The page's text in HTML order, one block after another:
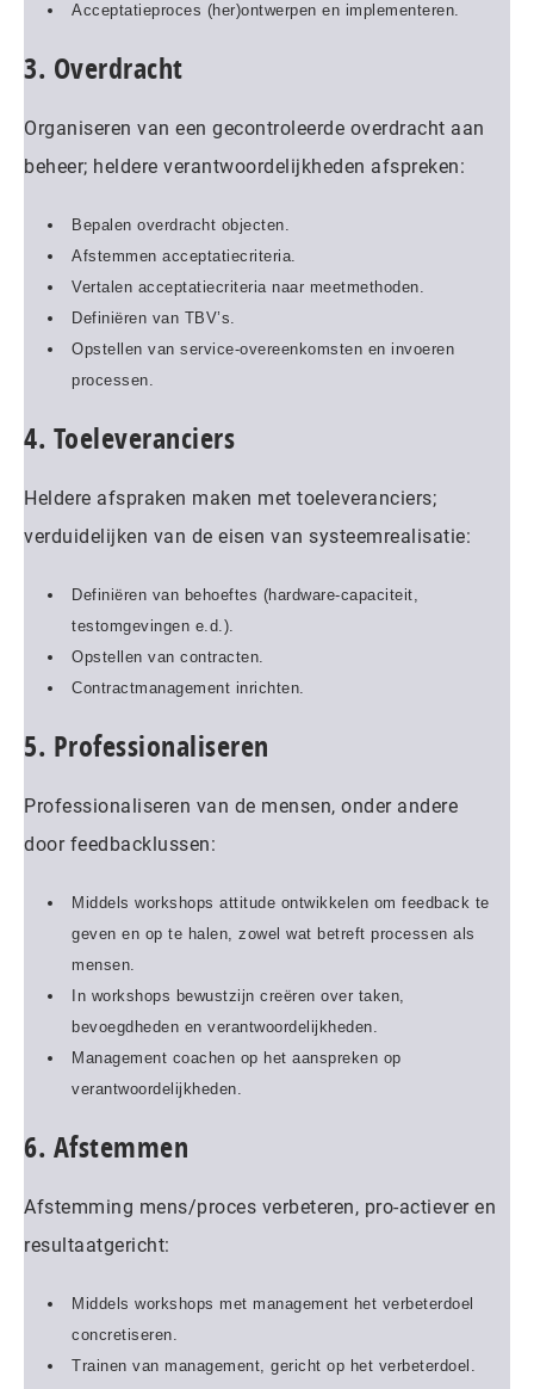
Acceptatieproces (her)ontwerpen en implementeren.
3. Overdracht
Organiseren van een gecontroleerde overdracht aan
beheer; heldere verantwoordelijkheden afspreken:
Bepalen overdracht objecten.
Afstemmen acceptatiecriteria.
Vertalen acceptatiecriteria naar meetmethoden.
Definiëren van TBV’s.
Opstellen van service-overeenkomsten en invoeren
processen.
4. Toeleveranciers
Heldere afspraken maken met toeleveranciers;
verduidelijken van de eisen van systeemrealisatie:
Definiëren van behoeftes (hardware-capaciteit,
testomgevingen e.d.).
Opstellen van contracten.
Contractmanagement inrichten.
5. Professionaliseren
Professionaliseren van de mensen, onder andere
door feedbacklussen:
Middels workshops attitude ontwikkelen om feedback te
geven en op te halen, zowel wat betreft processen als
mensen.
In workshops bewustzijn creëren over taken,
bevoegdheden en verantwoordelijkheden.
Management coachen op het aanspreken op
verantwoordelijkheden.
6. Afstemmen
Afstemming mens/proces verbeteren, pro-actiever en
resultaatgericht:
Middels workshops met management het verbeterdoel
concretiseren.
Trainen van management, gericht op het verbeterdoel.